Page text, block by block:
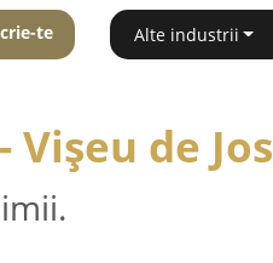
te Alte industrii
de Jos